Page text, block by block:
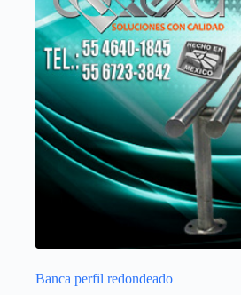
Banca perfil redondeado